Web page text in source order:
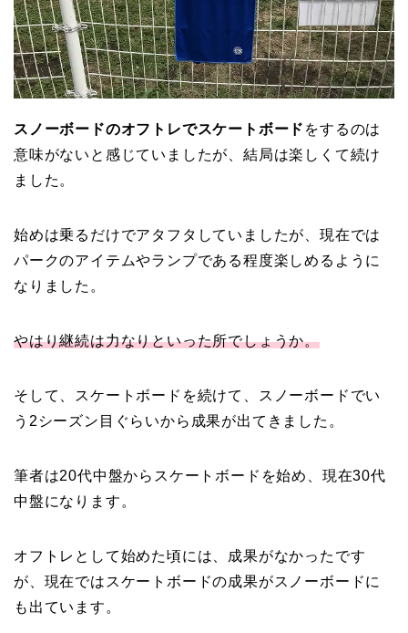
スノーボードのオフトレでスケートボード をするのは
意味がないと感じていましたが、結局は楽しくて続け
ました。
始めは乗るだけでアタフタしていましたが、現在では
パークのアイテムやランプである程度楽しめるように
なりました。
やはり継続は力なりといった所でしょうか。
そして、スケートボードを続けて、スノーボードでい
う2シーズン目ぐらいから成果が出てきました。
筆者は20代中盤からスケートボードを始め、現在30代
中盤になります。
オフトレとして始めた頃には、成果がなかったです
が、現在ではスケートボードの成果がスノーボードに
も出ています。